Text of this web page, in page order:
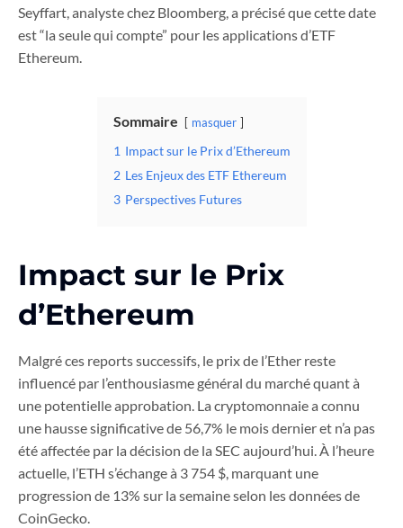
Seyffart, analyste chez Bloomberg, a précisé que cette date
est “la seule qui compte” pour les applications d’ETF
Ethereum.
Sommaire masquer
1 Impact sur le Prix d’Ethereum
2 Les Enjeux des ETF Ethereum
3 Perspectives Futures
Impact sur le Prix
d’Ethereum
Malgré ces reports successifs, le prix de l’Ether reste
influencé par l’enthousiasme général du marché quant à
une potentielle approbation. La cryptomonnaie a connu
une hausse significative de 56,7% le mois dernier et n’a pas
été affectée par la décision de la SEC aujourd’hui. À l’heure
actuelle, l’ETH s’échange à 3 754 $, marquant une
progression de 13% sur la semaine selon les données de
CoinGecko.